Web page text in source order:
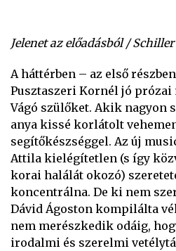
Jelenet az előadásból /
A háttérben – az első
Pusztaszeri Kornél jó prózai
Vágó szülőket. Akik nagyon
anya kissé korlátolt
segítőkészséggel. Az új
Attila kielégítetlen (s így
korai halálát okozó)
koncentrálna. De ki nem
Dávid Ágoston kompilálta
nem merészkedik odáig,
irodalmi és szerelmi